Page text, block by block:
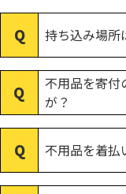
持ち込み場所
不用品を寄付
が？
不用品を着払